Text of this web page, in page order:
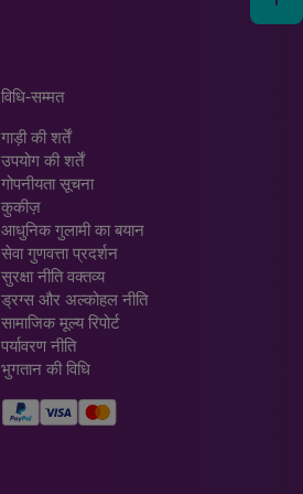
विधि-सम्‍मत
गाड़ी की शर्तें
उपयोग की शर्तें
गोपनीयता सूचना
कुकीज़
आधुनिक गुलामी का बयान
सेवा गुणवत्ता प्रदर्शन
सुरक्षा नीति वक्तव्य
ड्रग्स और अल्कोहल नीति
सामाजिक मूल्य रिपोर्ट
पर्यावरण नीति
भुगतान की विधि